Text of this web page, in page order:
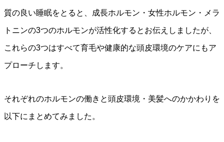
質の良い睡眠をとると、成長ホルモン・女性ホルモン・メラ
トニンの3つのホルモンが活性化するとお伝えしましたが、
これらの3つはすべて育毛や健康的な頭皮環境のケアにもア
プローチします。
それぞれのホルモンの働きと頭皮環境・美髪へのかかわりを
以下にまとめてみました。